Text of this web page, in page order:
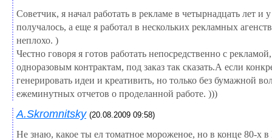
Советчик, я начал работать в рекламе в четырнадцать лет и
получалось, а еще я работал в нескольких рекламных
неплохо. )
Честно говоря я готов работать непосредственно с
одноразовым контрактам, под заказ так сказать.А если
генерировать идеи и креативить, но только без бумажной
ежеминутных отчетов о проделанной работе. )))
A.Skromnitsky (20.08.2009 09:58)
Не знаю, какое ты ел томатное мороженое, но в конце 80-х в